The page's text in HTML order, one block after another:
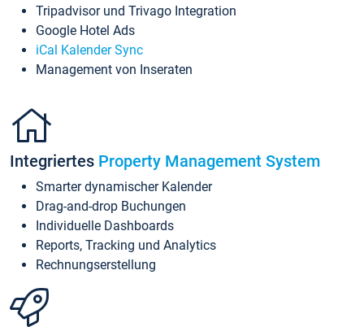
Tripadvisor und Trivago Integration
Google Hotel Ads
iCal Kalender Sync
Management von Inseraten
Integriertes Property Management System
Smarter dynamischer Kalender
Drag-and-drop Buchungen
Individuelle Dashboards
Reports, Tracking und Analytics
Rechnungserstellung